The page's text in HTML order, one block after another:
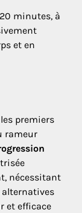
minutes, à
et en
premiers
rameur
nécessitant
alternatives
et efficace